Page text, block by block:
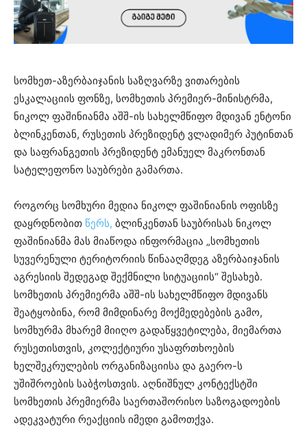
სომხეთ-აზერბაიჯანის საზღვარზე ვითარების
ესკალაციის ფონზე, სომხეთის პრემიერ-მინისტრმა,
ნიკოლ ფაშინიანმა აშშ-ის სახელმწიფო მდივან ენტონი
ბლინკენთან, რუსეთის პრეზიდენტ ვლადიმერ პუტინთან
და საფრანგეთის პრეზიდენტ ემანუელ მაკრონთან
სატელეფონო საუბრები გამართა.
როგორც სომხური მედია ნიკოლ ფაშინიანის ოფისზე
დაყრდნობით წერს, ბლინკენთან საუბრისას ნიკოლ
ფაშინიანმა მას მიაწოდა ინფორმაცია „სომხეთის
სუვერენული ტერიტორიის წინააღმდეგ აზერბაიჯანის
აგრესიის შედეგად შექმნილი სიტუაციის“ შესახებ.
სომხეთის პრემიერმა აშშ-ის სახელმწიფო მდივანს
შეატყობინა, რომ მიმდინარე მოქმედებების გამო,
სომხურმა მხარემ მიიღო გადაწყვეტილება, მიემართა
რუსეთისთვის, კოლექტიური უსაფრთხოების
ხელშეკრულების ორგანიზაციისა და გაერო-ს
უშიშროების საბჭოსთვის. აღნიშნულ კონტექსტში
სომხეთის პრემიერმა საერთაშორისო საზოგადოების
ადეკვატური რეაქციის იმედი გამოთქვა.